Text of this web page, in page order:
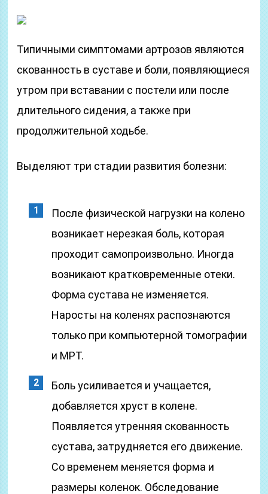
Типичными симптомами артрозов являются
скованность в суставе и боли, появляющиеся
утром при вставании с постели или после
длительного сидения, а также при
продолжительной ходьбе.
Выделяют три стадии развития болезни:
После физической нагрузки на колено
возникает нерезкая боль, которая
проходит самопроизвольно. Иногда
возникают кратковременные отеки.
Форма сустава не изменяется.
Наросты на коленях распознаются
только при компьютерной томографии
и МРТ.
Боль усиливается и учащается,
добавляется хруст в колене.
Появляется утренняя скованность
сустава, затрудняется его движение.
Со временем меняется форма и
размеры коленок. Обследование